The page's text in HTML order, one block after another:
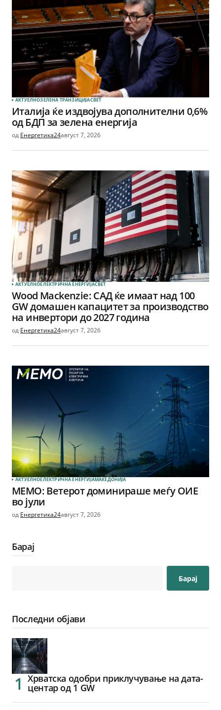
АКТУЕЛНОЗЕЛЕНА ТРАНЗИЦИЈАСВЕТ
Италија ќе издвојува дополнителни 0,6%
од БДП за зелена енергија
од Енергетика24август 7, 2026
АКТУЕЛНОЕЛЕКТРИЧНА ЕНЕРГИЈАСВЕТ
Wood Mackenzie: САД ќе имаат над 100
GW домашен капацитет за производство
на инвертори до 2027 година
од Енергетика24август 7, 2026
АКТУЕЛНОЕЛЕКТРИЧНА ЕНЕРГИЈАМАКЕДОНИЈА
МЕМО: Ветерот доминираше меѓу ОИЕ
во јули
од Енергетика24август 7, 2026
Барај
Барај
Последни објави
Хрватска одобри приклучување на дата-
центар од 1 GW